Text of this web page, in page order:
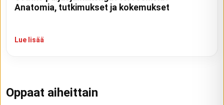
Anatomia, tutkimukset ja kokemukset
Lue lisää
Oppaat aiheittain